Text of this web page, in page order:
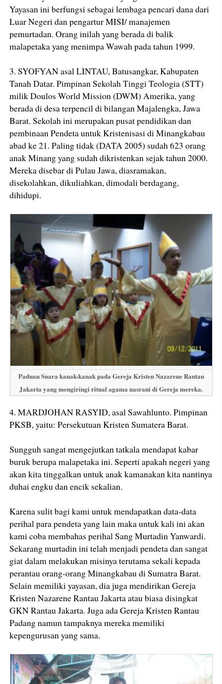
Yayasan ini berfungsi sebagai lembaga pencari dana dari
Luar Negeri dan pengartur MISI/ manajemen
pemurtadan. Orang inilah yang berada di balik
malapetaka yang menimpa Wawah pada tahun 1999.
3. SYOFYAN asal LINTAU, Batusangkar, Kabupaten
Tanah Datar. Pimpinan Sekolah Tinggi Teologia (STT)
milik Doulos World Mission (DWM) Amerika, yang
berada di desa terpencil di bilangan Majalengka, Jawa
Barat. Sekolah ini merupakan pusat pendidikan dan
pembinaan Pendeta untuk Kristenisasi di Minangkabau
abad ke 21. Paling tidak (DATA 2005) sudah 623 orang
anak Minang yang sudah dikristenkan sejak tahun 2000.
Mereka disebar di Pulau Jawa, diasramakan,
disekolahkan, dikuliahkan, dimodali berdagang,
dihidupi.
Paduan Suara kanak-kanak pada Gereja Kristen Nazarene Rantau
Jakarta yang mengiringi ritual agama nasrani di Gereja mereka.
4. MARDJOHAN RASYID, asal Sawahlunto. Pimpinan
PKSB, yaitu: Persekutuan Kristen Sumatera Barat.
Sungguh sangat mengejutkan tatkala mendapat kabar
buruk berupa malapetaka ini. Seperti apakah negeri yang
akan kita tinggalkan untuk anak kamanakan kita nantinya
duhai engku dan encik sekalian.
Karena sulit bagi kami untuk mendapatkan data-data
perihal para pendeta yang lain maka untuk kali ini akan
kami coba membahas perihal Sang Murtadin Yanwardi.
Sekarang murtadin ini telah menjadi pendeta dan sangat
giat dalam melakukan misinya terutama sekali kepada
perantau orang-orang Minangkabau di Sumatra Barat.
Selain memiliki yayasan, dia juga mendirikan Gereja
Kristen Nazarene Rantau Jakarta atau biasa disingkat
GKN Rantau Jakarta. Juga ada Gereja Kristen Rantau
Padang namun tampaknya mereka memiliki
kepengurusan yang sama.